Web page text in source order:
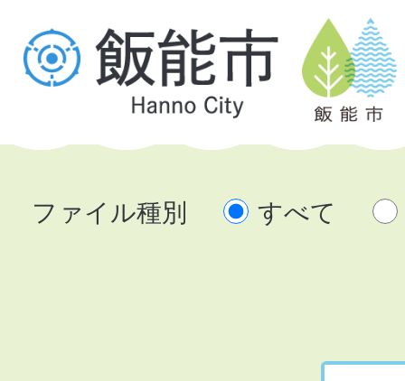
ファイル種別 すべて